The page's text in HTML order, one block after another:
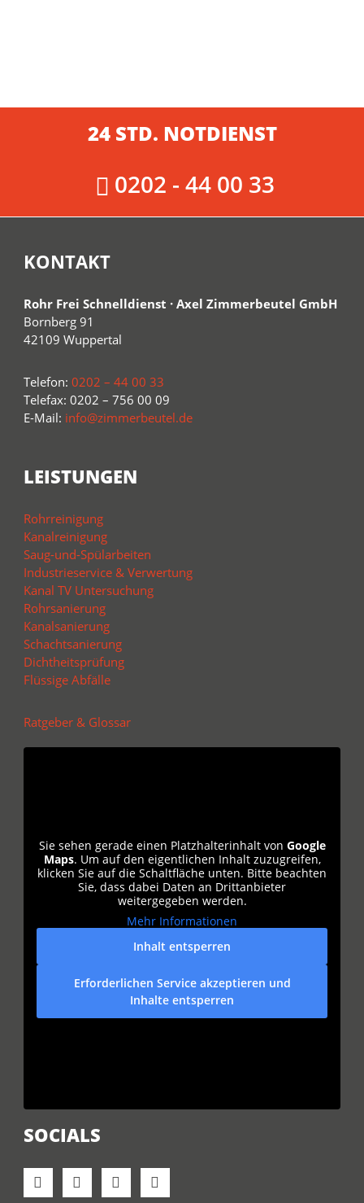
24 STD. NOTDIENST
0202 - 44 00 33
KONTAKT
Rohr Frei Schnelldienst · Axel Zimmerbeutel GmbH
Bornberg 91
42109 Wuppertal
Telefon: 0202 – 44 00 33
Telefax: 0202 – 756 00 09
E-Mail: info@zimmerbeutel.de
LEISTUNGEN
Rohrreinigung
Kanalreinigung
Saug-und-Spülarbeiten
Industrieservice & Verwertung
Kanal TV Untersuchung
Rohrsanierung
Kanalsanierung
Schachtsanierung
Dichtheitsprüfung
Flüssige Abfälle
Ratgeber & Glossar
Sie sehen gerade einen Platzhalterinhalt von Google
Maps. Um auf den eigentlichen Inhalt zuzugreifen,
klicken Sie auf die Schaltfläche unten. Bitte beachten
Sie, dass dabei Daten an Drittanbieter
weitergegeben werden.
Mehr Informationen
Inhalt entsperren
Erforderlichen Service akzeptieren und
Inhalte entsperren
SOCIALS